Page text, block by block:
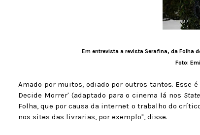
Em entrevista a revista Serafina, da Folha
Foto:
Amado por muitos, odiado por outros tantos. Esse
Decide Morrer' (adaptado para o cinema lá nos
Folha, que por causa da internet o trabalho do
nos sites das livrarias, por exemplo", disse.